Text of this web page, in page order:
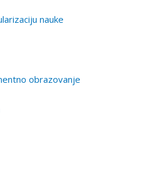
nauke
obrazovanje